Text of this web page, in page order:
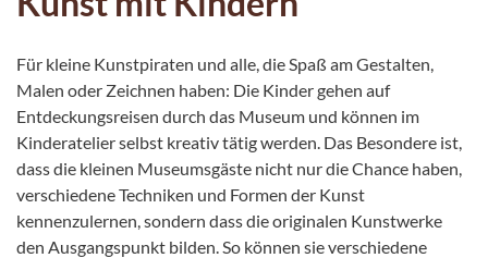
Für kleine Kunstpiraten und alle, die Spaß am Gestalten,
Malen oder Zeichnen haben: Die Kinder gehen auf
Entdeckungsreisen durch das Museum und können im
Kinderatelier selbst kreativ tätig werden. Das Besondere ist,
dass die kleinen Museumsgäste nicht nur die Chance haben,
verschiedene Techniken und Formen der Kunst
kennenzulernen, sondern dass die originalen Kunstwerke
den Ausgangspunkt bilden. So können sie verschiedene